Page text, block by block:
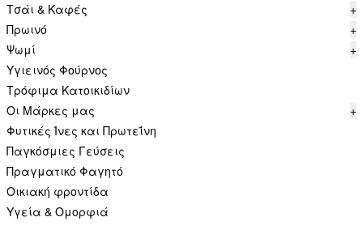
Τσάι & Καφές
+
Πρωινό
+
Ψωμί
+
Υγιεινός Φούρνος
Τρόφιμα Κατοικιδίων
Οι Μάρκες μας
+
Φυτικές Ίνες και Πρωτεΐνη
Παγκόσμιες Γεύσεις
Πραγματικό Φαγητό
Οικιακή φροντίδα
Υγεία & Ομορφιά